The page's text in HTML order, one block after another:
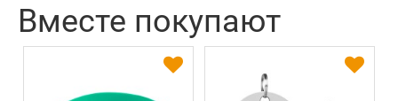
Вместе покупают